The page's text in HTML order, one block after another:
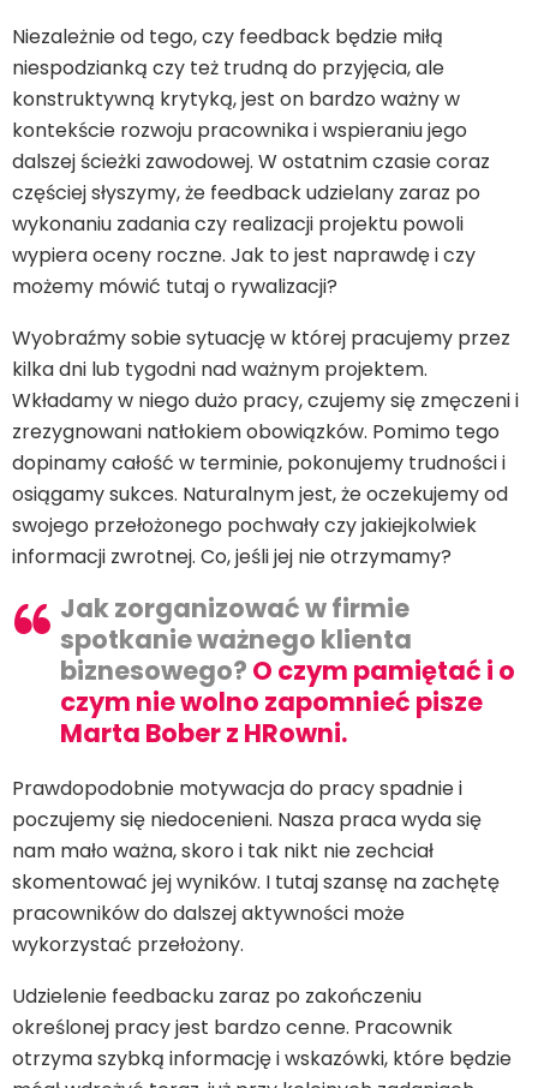
Niezależnie od tego, czy feedback będzie miłą
niespodzianką czy też trudną do przyjęcia, ale
konstruktywną krytyką, jest on bardzo ważny w
kontekście rozwoju pracownika i wspieraniu jego
dalszej ścieżki zawodowej. W ostatnim czasie coraz
częściej słyszymy, że feedback udzielany zaraz po
wykonaniu zadania czy realizacji projektu powoli
wypiera oceny roczne. Jak to jest naprawdę i czy
możemy mówić tutaj o rywalizacji?
Wyobraźmy sobie sytuację w której pracujemy przez
kilka dni lub tygodni nad ważnym projektem.
Wkładamy w niego dużo pracy, czujemy się zmęczeni i
zrezygnowani natłokiem obowiązków. Pomimo tego
dopinamy całość w terminie, pokonujemy trudności i
osiągamy sukces. Naturalnym jest, że oczekujemy od
swojego przełożonego pochwały czy jakiejkolwiek
informacji zwrotnej. Co, jeśli jej nie otrzymamy?
Jak zorganizować w firmie
spotkanie ważnego klienta
biznesowego? O czym pamiętać i o
czym nie wolno zapomnieć pisze
Marta Bober z HRowni.
Prawdopodobnie motywacja do pracy spadnie i
poczujemy się niedocenieni. Nasza praca wyda się
nam mało ważna, skoro i tak nikt nie zechciał
skomentować jej wyników. I tutaj szansę na zachętę
pracowników do dalszej aktywności może
wykorzystać przełożony.
Udzielenie feedbacku zaraz po zakończeniu
określonej pracy jest bardzo cenne. Pracownik
otrzyma szybką informację i wskazówki, które będzie